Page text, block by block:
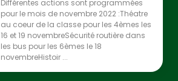
Différentes actions sont programmées
pour le mois de novembre 2022 :Théatre
au coeur de la classe pour les 4èmes les
16 et 19 novembreSécurité routière dans
les bus pour les 6èmes le 18
novembreHistoir ...